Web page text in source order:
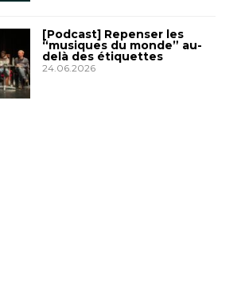
[Podcast] Repenser les
“musiques du monde” au-
delà des étiquettes
24.06.2026